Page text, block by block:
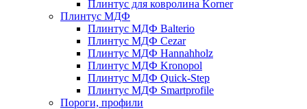
Плинтус для ковролина Korner
Плинтус МДФ
Плинтус МДФ Balterio
Плинтус МДФ Cezar
Плинтус МДФ Hannahholz
Плинтус МДФ Kronopol
Плинтус МДФ Quick-Step
Плинтус МДФ Smartprofile
Пороги, профили